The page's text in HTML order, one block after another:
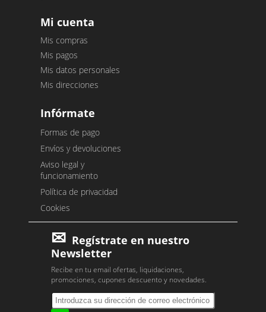
Mi cuenta
Mis compras
Mis pagos
Mis datos personales
Mis direcciones
Infórmate
Formas de pago
Envíos y devoluciones
Aviso legal y
funcionamiento
Política de privacidad
Cookies
Regístrate en nuestro
Newsletter
Recibe en tu email ofertas, liquidaciones,
promociones, cupones descuento y novedades.